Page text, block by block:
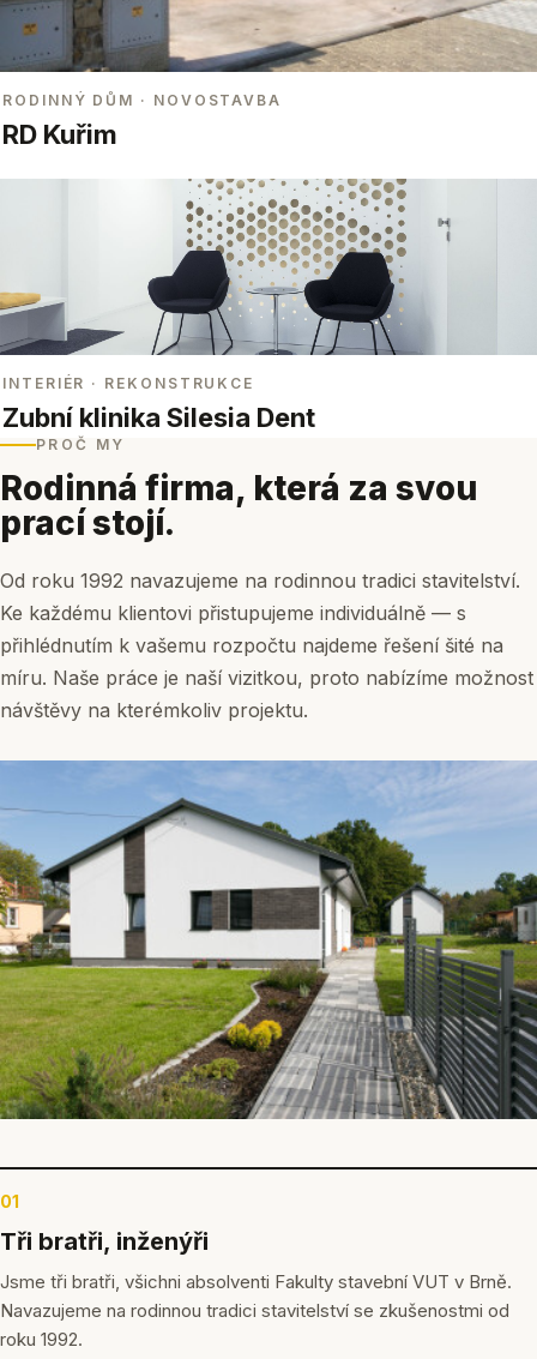
RODINNÝ DŮM · NOVOSTAVBA
RD Kuřim
INTERIÉR · REKONSTRUKCE
Zubní klinika Silesia Dent
PROČ MY
Rodinná firma, která za svou
prací stojí.
Od roku 1992 navazujeme na rodinnou tradici stavitelství.
Ke každému klientovi přistupujeme individuálně — s
přihlédnutím k vašemu rozpočtu najdeme řešení šité na
míru. Naše práce je naší vizitkou, proto nabízíme možnost
návštěvy na kterémkoliv projektu.
01
Tři bratři, inženýři
Jsme tři bratři, všichni absolventi Fakulty stavební VUT v Brně.
Navazujeme na rodinnou tradici stavitelství se zkušenostmi od
roku 1992.